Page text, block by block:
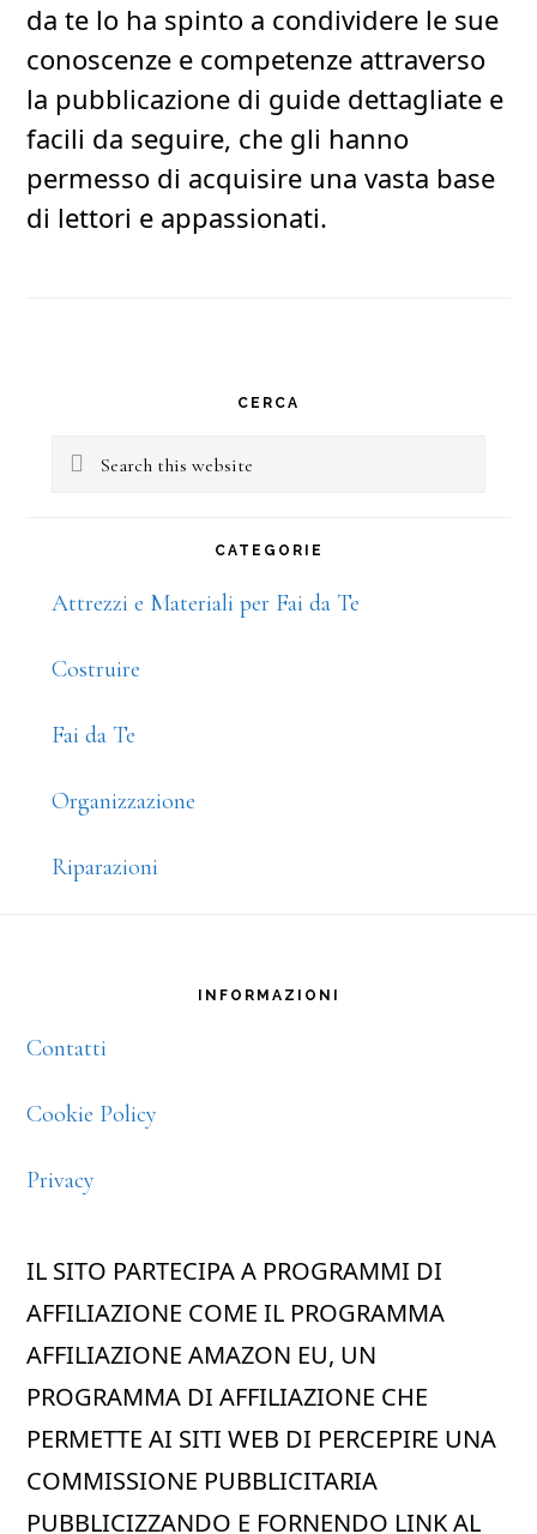
da te lo ha spinto a condividere le sue
conoscenze e competenze attraverso
la pubblicazione di guide dettagliate e
facili da seguire, che gli hanno
permesso di acquisire una vasta base
di lettori e appassionati.
Sidebar
CERCA
Search
CATEGORIE
Attrezzi e Materiali per Fai da Te
Costruire
Fai da Te
Organizzazione
Riparazioni
INFORMAZIONI
Contatti
Cookie Policy
Privacy
IL SITO PARTECIPA A PROGRAMMI DI
AFFILIAZIONE COME IL PROGRAMMA
AFFILIAZIONE AMAZON EU, UN
PROGRAMMA DI AFFILIAZIONE CHE
PERMETTE AI SITI WEB DI PERCEPIRE UNA
COMMISSIONE PUBBLICITARIA
PUBBLICIZZANDO E FORNENDO LINK AL